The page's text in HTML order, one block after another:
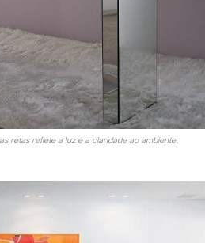
retas reflete a luz e a claridade ao ambiente.